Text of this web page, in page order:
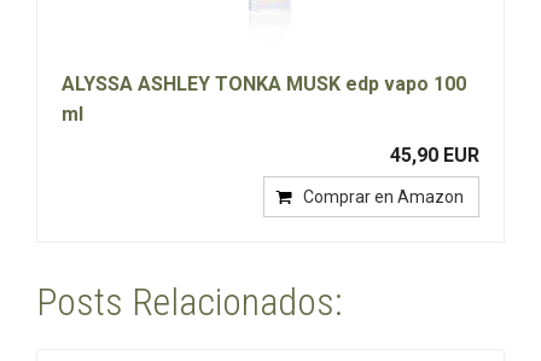
ALYSSA ASHLEY TONKA MUSK edp vapo 100
ml
45,90 EUR
Comprar en Amazon
Posts Relacionados: